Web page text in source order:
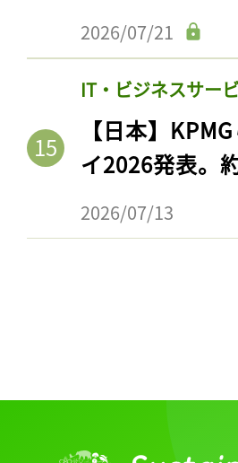
2026/07/21
IT・ビジネスサー
【日本】
イ2026発表。
2026/07/13
記事を